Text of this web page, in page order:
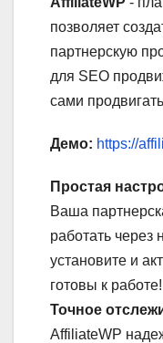
позволяет
партнерскую
для SEO
сами
Демо: https://
Простая
Ваша
работать через
установите и
готовы к работе!
Точное
AffiliateWP